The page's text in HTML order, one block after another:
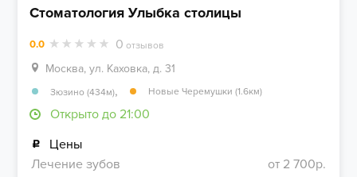
Стоматология Улыбка столицы
0.0 0 отзывов
Москва, ул. Каховка, д. 31
Зюзино (434м), Новые Черемушки (1.6км)
Открыто до 21:00
Цены
Лечение зубов
от 2 700р.